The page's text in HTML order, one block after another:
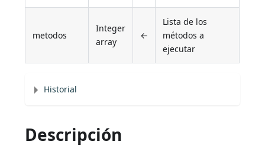
metodos
Integer
array
←
Lista de los
métodos a
ejecutar
Historial
Descripción